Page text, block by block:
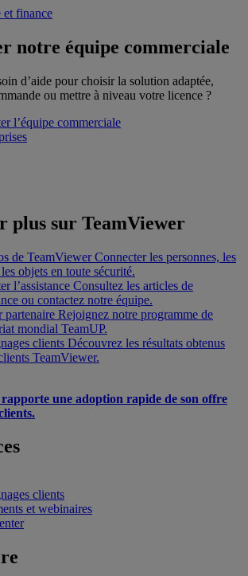
et finance
notre équipe commerciale
d’aide pour choisir la solution adaptée,
ou mettre à niveau votre licence ?
l’équipe commerciale
plus sur TeamViewer
de TeamViewer Connecter les personnes, les
objets en toute sécurité.
l’assistance Consultez les articles de
ou contactez notre équipe.
partenaire Rejoignez notre programme de
mondial TeamUP.
clients Découvrez les résultats obtenus
TeamViewer.
une adoption rapide de son offre
clients
et webinaires